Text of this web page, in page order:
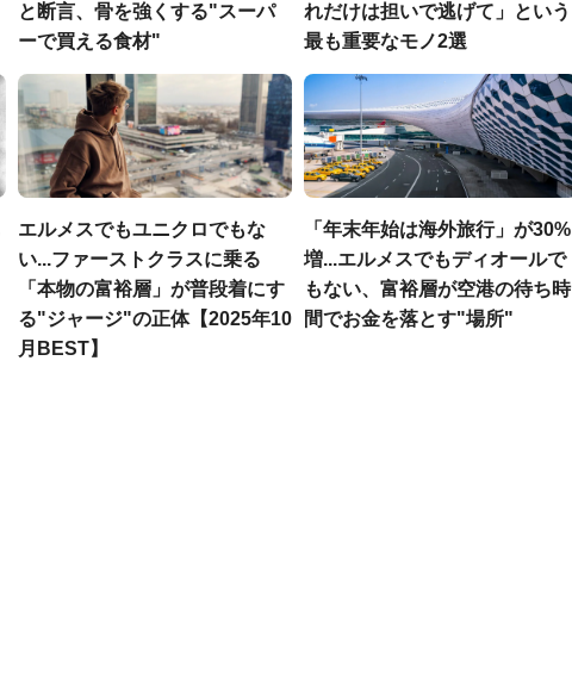
と断言、骨を強くする"スーパ
ーで買える食材"
れだけは担いで逃げて」という
最も重要なモノ2選
エルメスでもユニクロでもな
い...ファーストクラスに乗る
「本物の富裕層」が普段着にす
る"ジャージ"の正体【2025年10
月BEST】
「年末年始は海外旅行」が30%
増...エルメスでもディオールで
もない、富裕層が空港の待ち時
間でお金を落とす"場所"